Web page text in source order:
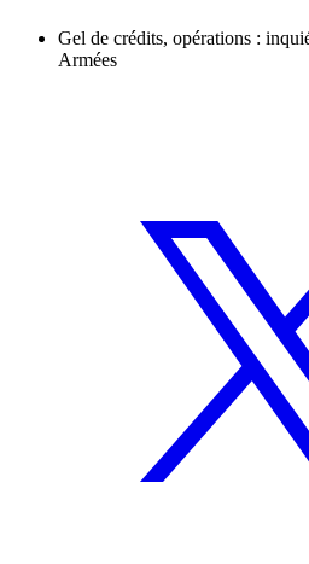
Gel de crédits, opérations :
Armées